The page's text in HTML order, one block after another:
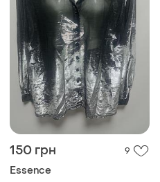
150 грн 9
Essence